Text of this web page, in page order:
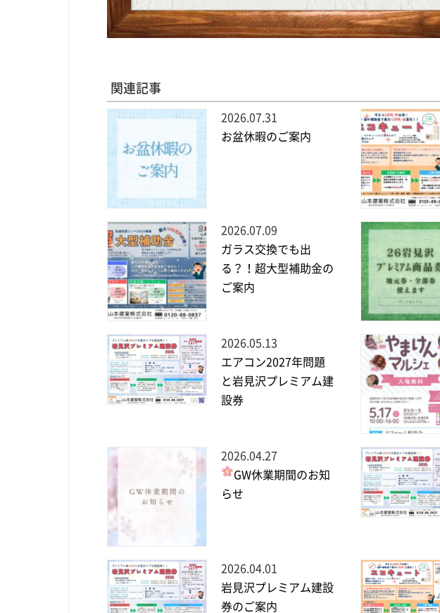
関連記事
2026.07.31
お盆休暇のご案内
2026.07.09
ガラス交換でも出
る？！超大型補助金の
ご案内
2026.05.13
エアコン2027年問題
と岩見沢プレミアム建
設券
2026.04.27
GW休業期間のお知
らせ
2026.04.01
岩見沢プレミアム建設
券のご案内